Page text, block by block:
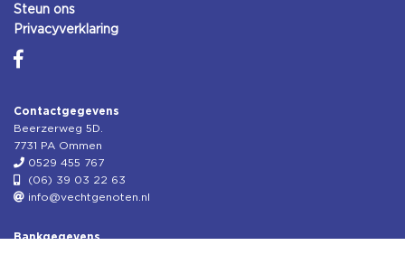
Steun ons
Privacyverklaring
Contactgegevens
Beerzerweg 5D.
7731 PA Ommen
0529 455 767
(06) 39 03 22 63
info@vechtgenoten.nl
Bankgegevens